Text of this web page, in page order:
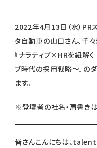
2022年4月13日（水）PR
タ自動車の山口さん、千
『ナラティブ×HRを紐解
ブ時代の採用戦略〜』の
ます。
※登壇者の社名・肩書き
皆さんこんにちは、